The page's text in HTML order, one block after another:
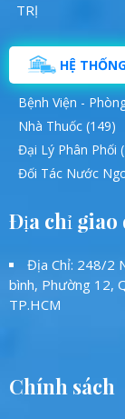
HỆ
Bệnh Viện -
Nhà Thuốc (149)
Đại Lý Phân Phối
Đối Tác Nước
Địa chỉ giao
Địa Chỉ: 248/2
bình, Phường 12,
TP.HCM
Chính sách